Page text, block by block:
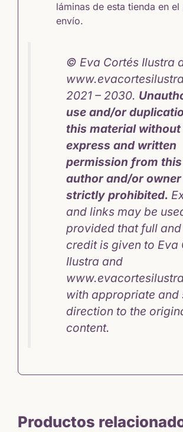
láminas de esta tienda en el
envío.
© Eva Cortés Ilustra
2021 – 2030.
use and/or
this material without
express and written
permission from this
author and/or owner
strictly prohibited.
and links may be
provided that full
credit is given to Eva
Ilustra and
with appropriate and
direction to the
content.
Productos